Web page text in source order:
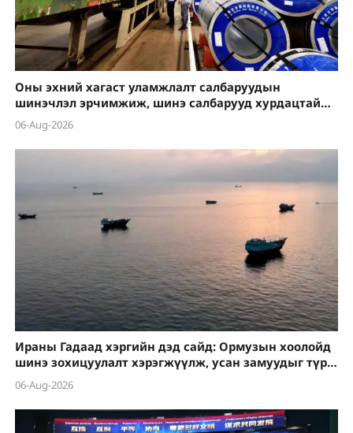
Оны эхний хагаст уламжлалт салбаруудын
шинэчлэл эрчимжиж, шинэ салбарууд хурдацтай
өсөлт үзүүлэв
06-Aug-2026
Ираны Гадаад хэргийн дэд сайд: Ормузын хоолойд
шинэ зохицуулалт хэрэгжүүлж, усан замуудыг түр
хаана
06-Aug-2026